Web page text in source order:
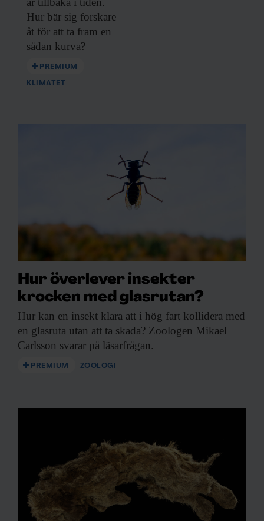
Hur bär sig forskare
åt för att ta fram en
sådan kurva?
PREMIUM
KLIMATET
Hur överlever insekter
krocken med glasrutan?
Hur kan en insekt klara att i hög fart kollidera med
en glasruta utan att ta skada? Zoologen Mikael
Carlsson svarar på läsarfrågan.
PREMIUM ZOOLOGI